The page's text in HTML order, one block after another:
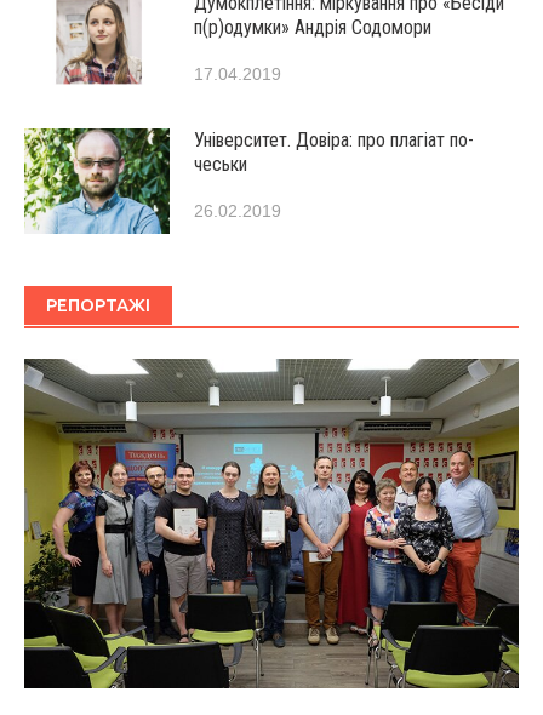
п(р)одумки» Андрія Содомори
17.04.2019
Університет. Довіра: про плагіат по-
чеськи
26.02.2019
РЕПОРТАЖІ